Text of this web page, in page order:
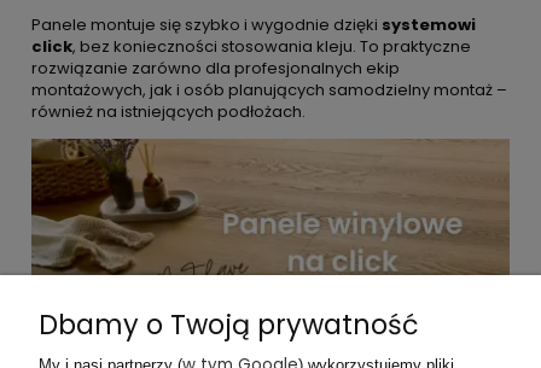
Panele montuje się szybko i wygodnie dzięki systemowi
click, bez konieczności stosowania kleju. To praktyczne
rozwiązanie zarówno dla profesjonalnych ekip
montażowych, jak i osób planujących samodzielny montaż –
również na istniejących podłożach.
Dbamy o Twoją prywatność